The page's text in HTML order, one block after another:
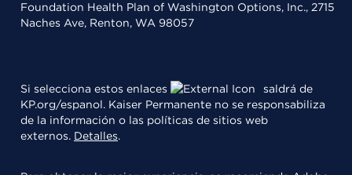
Foundation Health Plan of Washington Options, Inc., 2715
Naches Ave, Renton, WA 98057
Si selecciona estos enlaces
saldrá de
KP.org/espanol. Kaiser Permanente no se responsabiliza
de la información o las políticas de sitios web
externos. Detalles.